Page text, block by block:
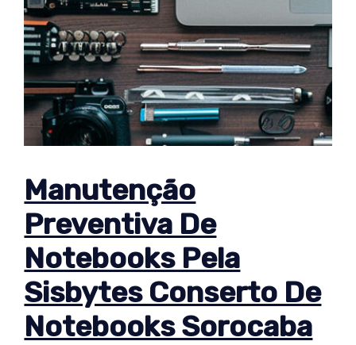
Manutenção
Preventiva De
Notebooks Pela
Sisbytes Conserto De
Notebooks Sorocaba